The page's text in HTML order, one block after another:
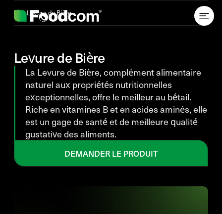
Levure de Bière
Levure de Bière
La Levure de Bière, complément alimentaire
naturel aux propriétés nutritionnelles
exceptionnelles, offre le meilleur au bétail.
Riche en vitamines B et en acides aminés, elle
est un gage de santé et de meilleure qualité
gustative des aliments.
DEMANDER LE PRODUIT